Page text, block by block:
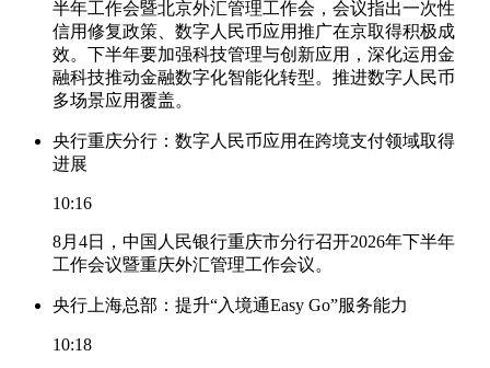
半年工作会暨北京外汇管理工作会，会议指出一次性
信用修复政策、数字人民币应用推广在京取得积极成
效。下半年要加强科技管理与创新应用，深化运用金
融科技推动金融数字化智能化转型。推进数字人民币
多场景应用覆盖。
央行重庆分行：数字人民币应用在跨境支付领域取得
进展
10:16
8月4日，中国人民银行重庆市分行召开2026年下半年
工作会议暨重庆外汇管理工作会议。
央行上海总部：提升“入境通Easy Go”服务能力
10:18